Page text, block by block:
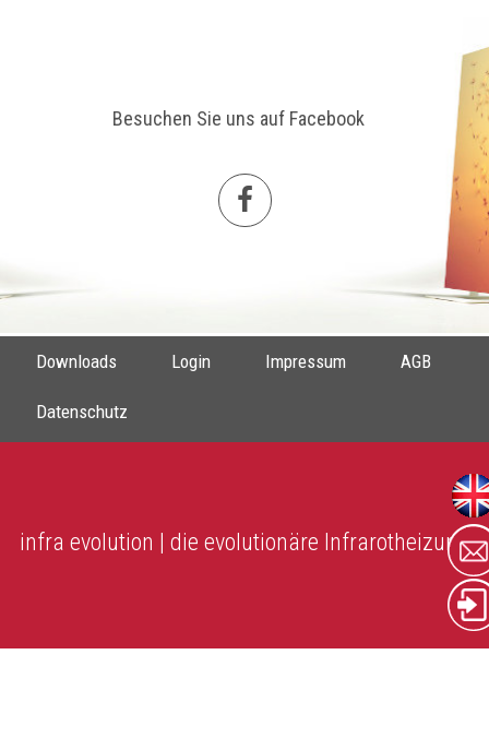
Besuchen Sie uns auf Facebook
Downloads Login Impressum AGB
Datenschutz
infra evolution | die evolutionäre Infrarotheizung